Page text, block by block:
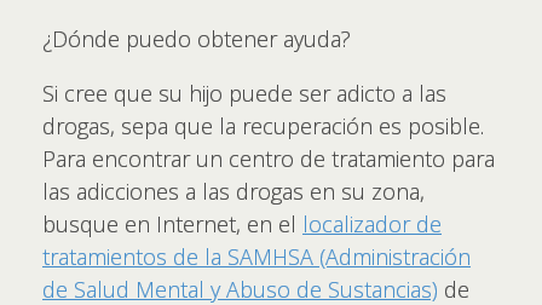
¿Dónde puedo obtener ayuda?
Si cree que su hijo puede ser adicto a las
drogas, sepa que la recuperación es posible.
Para encontrar un centro de tratamiento para
las adicciones a las drogas en su zona,
busque en Internet, en el localizador de
tratamientos de la SAMHSA (Administración
de Salud Mental y Abuso de Sustancias) de